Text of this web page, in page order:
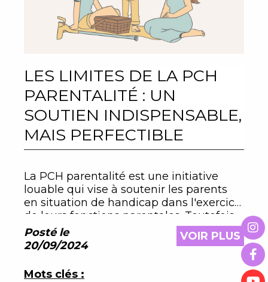
LES LIMITES DE LA PCH
PARENTALITÉ : UN
SOUTIEN INDISPENSABLE,
MAIS PERFECTIBLE
La PCH parentalité est une initiative
louable qui vise à soutenir les parents
en situation de handicap dans l'exercice
de leurs fonctions parentales. Toutefois,
pour maximiser son impact, il est crucial
d'aborder et de surmonter les
Posté le
20/09/2024
VOIR PLUS
Mots clés :